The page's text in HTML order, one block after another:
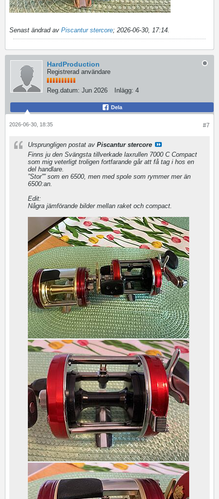
Senast ändrad av Piscantur stercore; 2026-06-30, 17:14.
HardProduction
Registrerad användare
Reg.datum: Jun 2026 Inlägg: 4
Dela
#7
2026-06-30, 18:35
Ursprungligen postat av Piscantur stercore
Finns ju den Svängsta tillverkade laxrullen 7000 C Compact
som mig veterligt troligen fortfarande går att få tag i hos en
del handlare.
”Stor”” som en 6500, men med spole som rymmer mer än
6500:an.
Edit:
Några jämförande bilder mellan raket och compact.